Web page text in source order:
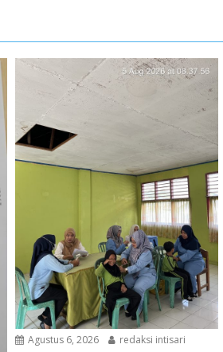
Agustus 6, 2026
redaksi intisari